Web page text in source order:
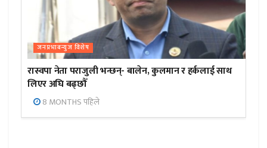
जनप्रभाबन्युज विशेष
रास्वपा नेता पराजुली भन्छन्- बालेन, कुलमान र हर्कलाई साथ
लिएर अघि बढ्छौँ
8 MONTHS पहिले